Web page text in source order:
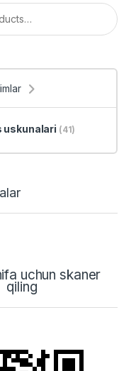
uskunalari (41)
uchun skaner
qiling